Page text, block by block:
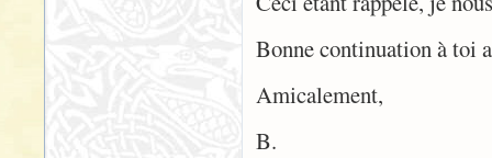
Bonne continuation à toi
Amicalement,
B.